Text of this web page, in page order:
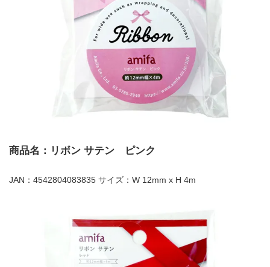
商品名：リボン サテン ピンク
JAN：4542804083835 サイズ：W 12mm x H 4m